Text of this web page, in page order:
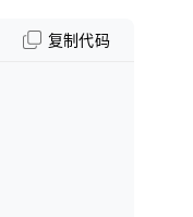
复制代码